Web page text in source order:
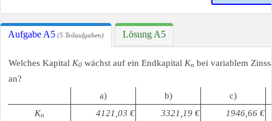
Aufgabe A5 (5 Teilaufgaben) Lösung A5
Welches Kapital K0 wächst auf ein Endkapital Kn bei variablem
an?
a)
b)
c)
Kn 4121,03 € 3321,19 €
1946,66 €